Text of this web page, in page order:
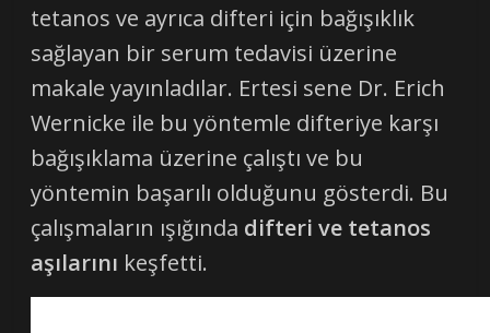
tetanos ve ayrıca difteri için bağışıklık
sağlayan bir serum tedavisi üzerine
makale yayınladılar. Ertesi sene Dr. Erich
Wernicke ile bu yöntemle difteriye karşı
bağışıklama üzerine çalıştı ve bu
yöntemin başarılı olduğunu gösterdi. Bu
çalışmaların ışığında difteri ve tetanos
aşılarını keşfetti.